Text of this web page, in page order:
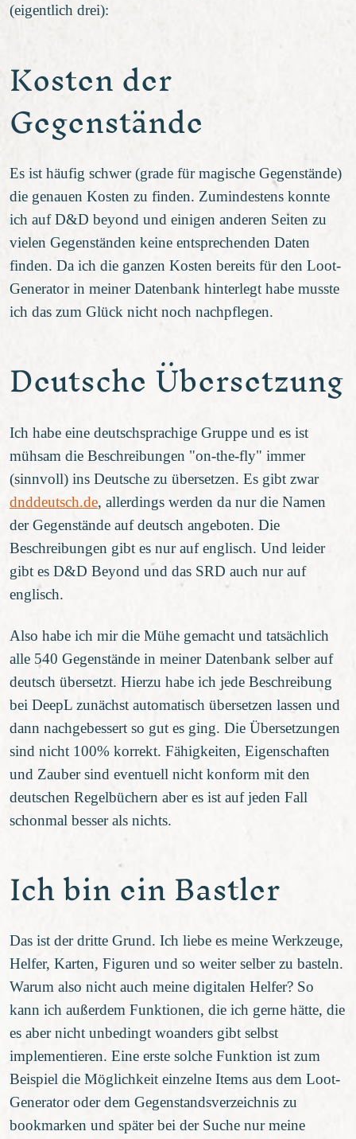
(eigentlich drei):
Kosten der
Gegenstände
Es ist häufig schwer (grade für magische Gegenstände)
die genauen Kosten zu finden. Zumindestens konnte
ich auf D&D beyond und einigen anderen Seiten zu
vielen Gegenständen keine entsprechenden Daten
finden. Da ich die ganzen Kosten bereits für den Loot-
Generator in meiner Datenbank hinterlegt habe musste
ich das zum Glück nicht noch nachpflegen.
Deutsche Übersetzung
Ich habe eine deutschsprachige Gruppe und es ist
mühsam die Beschreibungen "on-the-fly" immer
(sinnvoll) ins Deutsche zu übersetzen. Es gibt zwar
dnddeutsch.de, allerdings werden da nur die Namen
der Gegenstände auf deutsch angeboten. Die
Beschreibungen gibt es nur auf englisch. Und leider
gibt es D&D Beyond und das SRD auch nur auf
englisch.
Also habe ich mir die Mühe gemacht und tatsächlich
alle 540 Gegenstände in meiner Datenbank selber auf
deutsch übersetzt. Hierzu habe ich jede Beschreibung
bei DeepL zunächst automatisch übersetzen lassen und
dann nachgebessert so gut es ging. Die Übersetzungen
sind nicht 100% korrekt. Fähigkeiten, Eigenschaften
und Zauber sind eventuell nicht konform mit den
deutschen Regelbüchern aber es ist auf jeden Fall
schonmal besser als nichts.
Ich bin ein Bastler
Das ist der dritte Grund. Ich liebe es meine Werkzeuge,
Helfer, Karten, Figuren und so weiter selber zu basteln.
Warum also nicht auch meine digitalen Helfer? So
kann ich außerdem Funktionen, die ich gerne hätte, die
es aber nicht unbedingt woanders gibt selbst
implementieren. Eine erste solche Funktion ist zum
Beispiel die Möglichkeit einzelne Items aus dem Loot-
Generator oder dem Gegenstandsverzeichnis zu
bookmarken und später bei der Suche nur meine